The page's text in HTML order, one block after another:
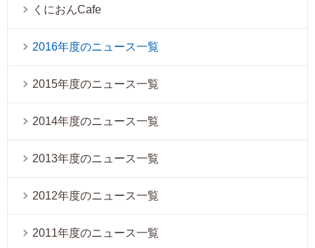
くにおんCafe
2016年度のニュース一覧
2015年度のニュース一覧
2014年度のニュース一覧
2013年度のニュース一覧
2012年度のニュース一覧
2011年度のニュース一覧